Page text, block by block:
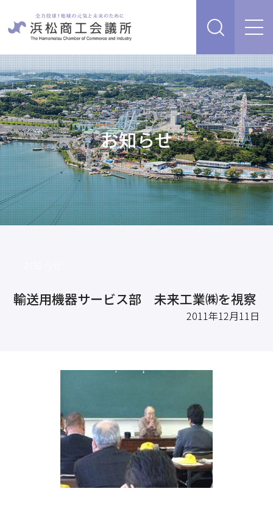
販路を開拓したい、新商品・サービス・技術を開発し
たい
人脈・ネットワークを広げたい
経営について相談したい（経営安定、専門家相談な
ど）
創業、事業承継について相談したい
資金を調達したい
補助金を活用したい
原産地証明など証明を取得したい
経営支援・サービス
検定試験
セミナー・イベント情報
浜松商工会議所について
採用情報 相談予約 お問合せ
お知らせ
輸送用機器サービス部 未来工業㈱を視察
2011年12月11日